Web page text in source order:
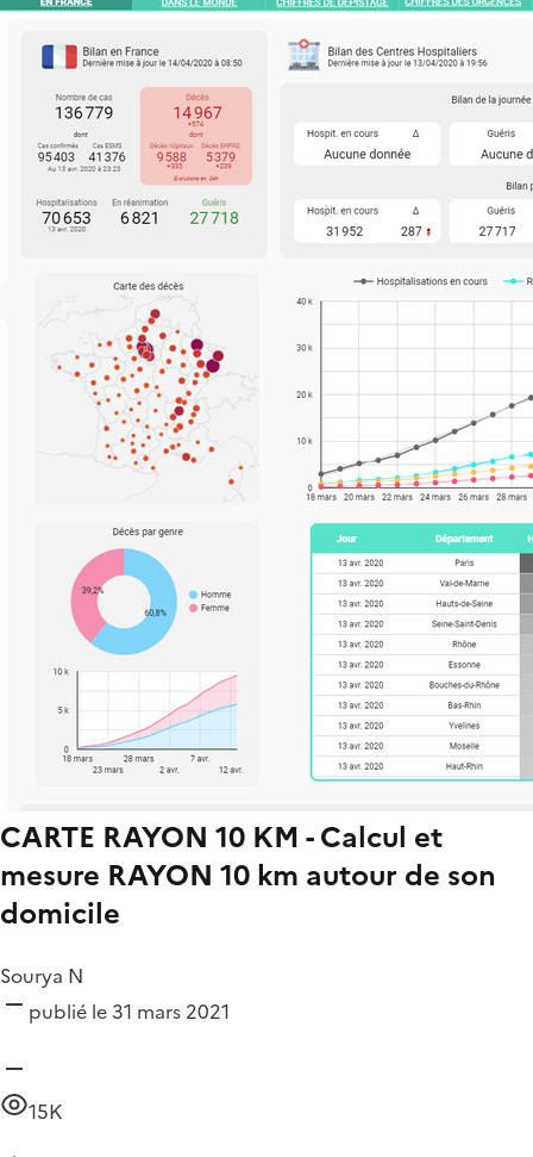
CARTE RAYON 10 KM - Calcul et
mesure RAYON 10 km autour de son
domicile
Sourya N
publié le 31 mars 2021
15K